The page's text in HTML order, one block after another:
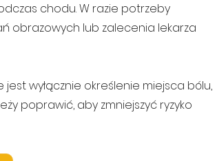
chodu. W razie potrzeby
obrazowych lub zalecenia lekarza
wyłącznie określenie miejsca bólu,
poprawić, aby zmniejszyć ryzyko